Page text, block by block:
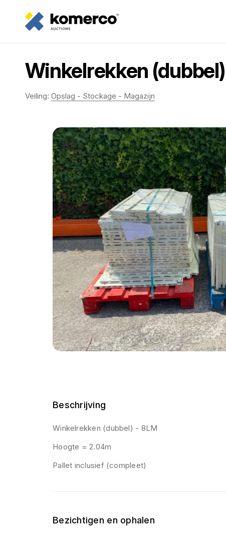
Winkelrekken
Veiling: Opslag - Stockage - Magazijn
Beschrijving
Winkelrekken (dubbel) - 8LM
Hoogte = 2.04m
Pallet inclusief (compleet)
Bezichtigen en ophalen